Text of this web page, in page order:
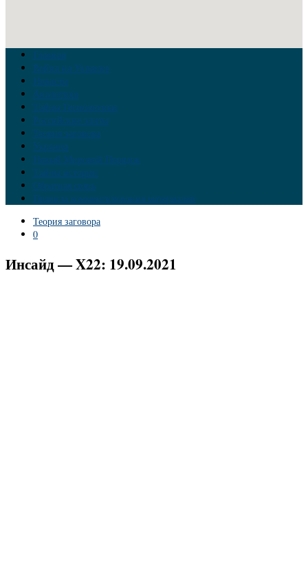
Главная
Война на Украине
Новости
Аналитика
Тайны Геополитики
Российские элиты
Теория заговора
Украина
Новый Мировой Порядок
Тайны истории
Обратная связь
Правила комментирования материалов
Теория заговора
0
Инсайд — X22: 19.09.2021